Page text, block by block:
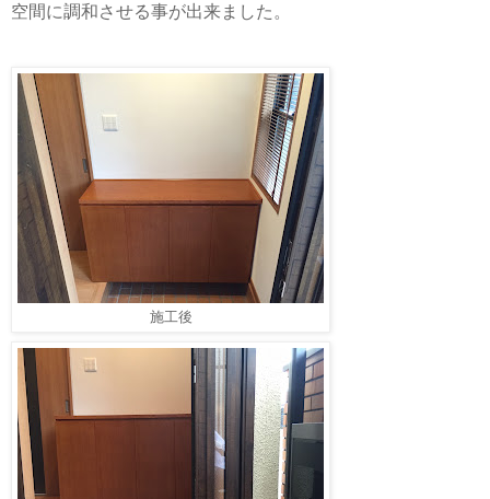
空間に調和させる事が出来ました。
施工後